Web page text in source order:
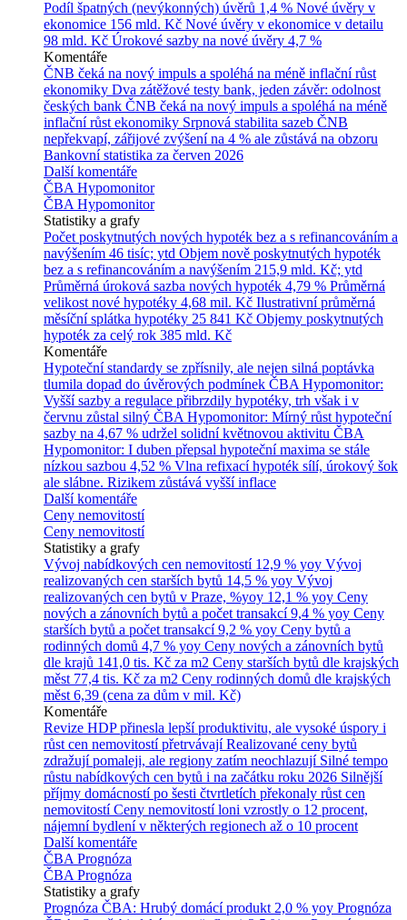
Podíl špatných (nevýkonných) úvěrů 1,4 % Nové úvěry v
ekonomice 156 mld. Kč Nové úvěry v ekonomice v detailu
98 mld. Kč Úrokové sazby na nové úvěry 4,7 %
Komentáře
ČNB čeká na nový impuls a spoléhá na méně inflační růst
ekonomiky Dva zátěžové testy bank, jeden závěr: odolnost
českých bank ČNB čeká na nový impuls a spoléhá na méně
inflační růst ekonomiky Srpnová stabilita sazeb ČNB
nepřekvapí, zářijové zvýšení na 4 % ale zůstává na obzoru
Bankovní statistika za červen 2026
Další komentáře
ČBA Hypomonitor
ČBA Hypomonitor
Statistiky a grafy
Počet poskytnutých nových hypoték bez a s refinancováním a
navýšením 46 tisíc; ytd Objem nově poskytnutých hypoték
bez a s refinancováním a navýšením 215,9 mld. Kč; ytd
Průměrná úroková sazba nových hypoték 4,79 % Průměrná
velikost nové hypotéky 4,68 mil. Kč Ilustrativní průměrná
měsíční splátka hypotéky 25 841 Kč Objemy poskytnutých
hypoték za celý rok 385 mld. Kč
Komentáře
Hypoteční standardy se zpřísnily, ale nejen silná poptávka
tlumila dopad do úvěrových podmínek ČBA Hypomonitor:
Vyšší sazby a regulace přibrzdily hypotéky, trh však i v
červnu zůstal silný ČBA Hypomonitor: Mírný růst hypoteční
sazby na 4,67 % udržel solidní květnovou aktivitu ČBA
Hypomonitor: I duben přepsal hypoteční maxima se stále
nízkou sazbou 4,52 % Vlna refixací hypoték sílí, úrokový šok
ale slábne. Rizikem zůstává vyšší inflace
Další komentáře
Ceny nemovitostí
Ceny nemovitostí
Statistiky a grafy
Vývoj nabídkových cen nemovitostí 12,9 % yoy Vývoj
realizovaných cen starších bytů 14,5 % yoy Vývoj
realizovaných cen bytů v Praze, %yoy 12,1 % yoy Ceny
nových a zánovních bytů a počet transakcí 9,4 % yoy Ceny
starších bytů a počet transakcí 9,2 % yoy Ceny bytů a
rodinných domů 4,7 % yoy Ceny nových a zánovních bytů
dle krajů 141,0 tis. Kč za m2 Ceny starších bytů dle krajských
měst 77,4 tis. Kč za m2 Ceny rodinných domů dle krajských
měst 6,39 (cena za dům v mil. Kč)
Komentáře
Revize HDP přinesla lepší produktivitu, ale vysoké úspory i
růst cen nemovitostí přetrvávají Realizované ceny bytů
zdražují pomaleji, ale regiony zatím neochlazují Silné tempo
růstu nabídkových cen bytů i na začátku roku 2026 Silnější
příjmy domácností po šesti čtvrtletích překonaly růst cen
nemovitostí Ceny nemovitostí loni vzrostly o 12 procent,
nájemní bydlení v některých regionech až o 10 procent
Další komentáře
ČBA Prognóza
ČBA Prognóza
Statistiky a grafy
Prognóza ČBA: Hrubý domácí produkt 2,0 % yoy Prognóza